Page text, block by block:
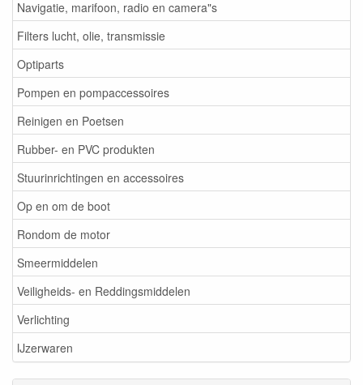
Navigatie, marifoon, radio en camera"s
Filters lucht, olie, transmissie
Optiparts
Pompen en pompaccessoires
Reinigen en Poetsen
Rubber- en PVC produkten
Stuurinrichtingen en accessoires
Op en om de boot
Rondom de motor
Smeermiddelen
Veiligheids- en Reddingsmiddelen
Verlichting
IJzerwaren